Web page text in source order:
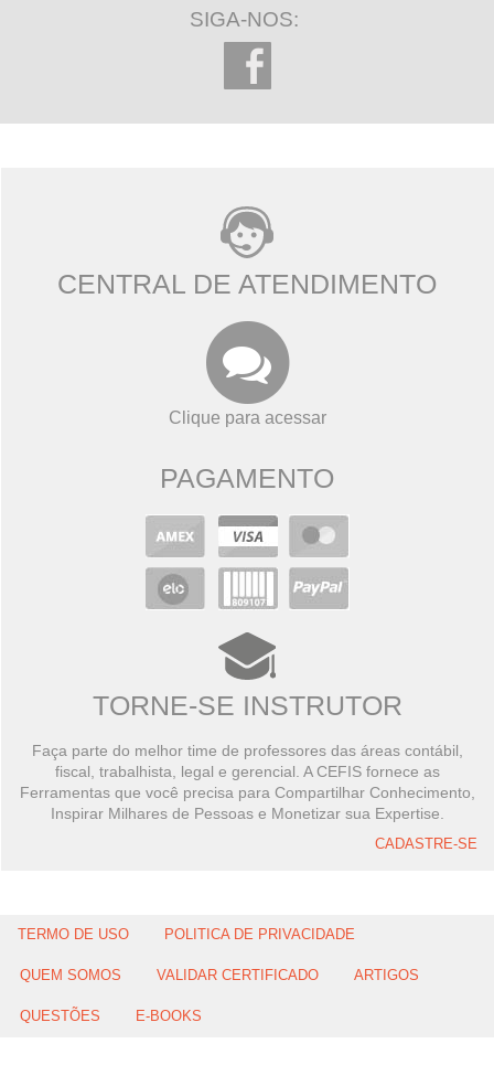
SIGA-NOS:
CENTRAL DE ATENDIMENTO
Clique para acessar
PAGAMENTO
TORNE-SE INSTRUTOR
Faça parte do melhor time de professores das áreas contábil,
fiscal, trabalhista, legal e gerencial. A CEFIS fornece as
Ferramentas que você precisa para Compartilhar Conhecimento,
Inspirar Milhares de Pessoas e Monetizar sua Expertise.
CADASTRE-SE
TERMO DE USO POLITICA DE PRIVACIDADE
QUEM SOMOS VALIDAR CERTIFICADO ARTIGOS
QUESTÕES E-BOOKS